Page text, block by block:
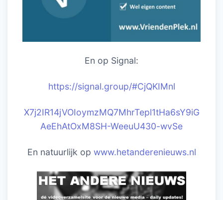
En op Signal:
https://signal.group/#CjQKIMnl
X7j2IR14jVOIoymzMQ7MhrTepl1tHa6sY9iG
AeEhAtOxM8SH-WeeuU430-wvSe
En natuurlijk op www.hetanderenieuws.nl